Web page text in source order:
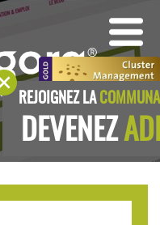
REJOIGNEZ LA
DEVENEZ